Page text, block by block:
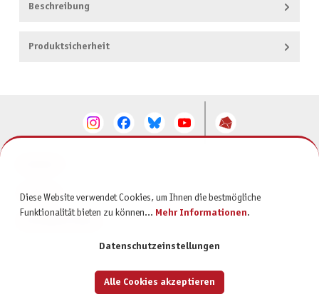
Beschreibung
Produktsicherheit
SERVICE
Diese Website verwendet Cookies, um Ihnen die bestmögliche
Funktionalität bieten zu können... Mehr Informationen.
Datenschutzeinstellungen
Alle Cookies akzeptieren